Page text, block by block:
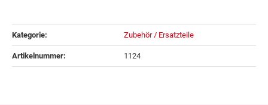
Kategorie: Zubehör / Ersatzteile
Artikelnummer: 1124